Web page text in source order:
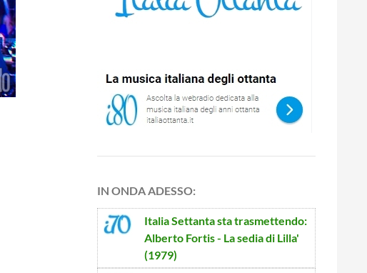
IN ONDA ADESSO:
Italia Settantasta trasmettendo:
Alberto Fortis - La sedia di Lilla'
(1979)